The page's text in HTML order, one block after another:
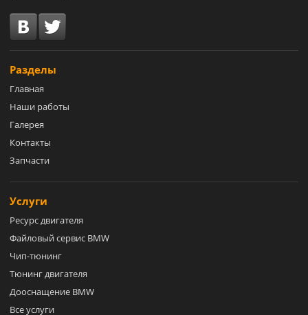
Разделы
Главная
Наши работы
Галерея
Контакты
Запчасти
Услуги
Ресурс двигателя
Файловый сервис BMW
Чип-тюнинг
Тюнинг двигателя
Дооснащение BMW
Все услуги